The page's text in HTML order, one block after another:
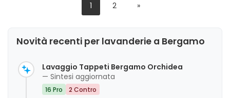
1 2 »
Novità recenti per lavanderie a Bergamo
Lavaggio Tappeti Bergamo Orchidea
— Sintesi aggiornata
16 Pro 2 Contro